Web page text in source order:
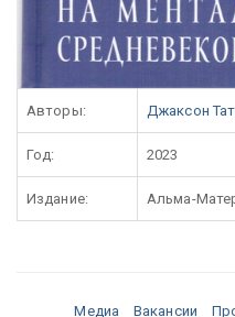
Авторы: Джаксон
Год: 2023
Издание: Альма-
Медиа Вакансии